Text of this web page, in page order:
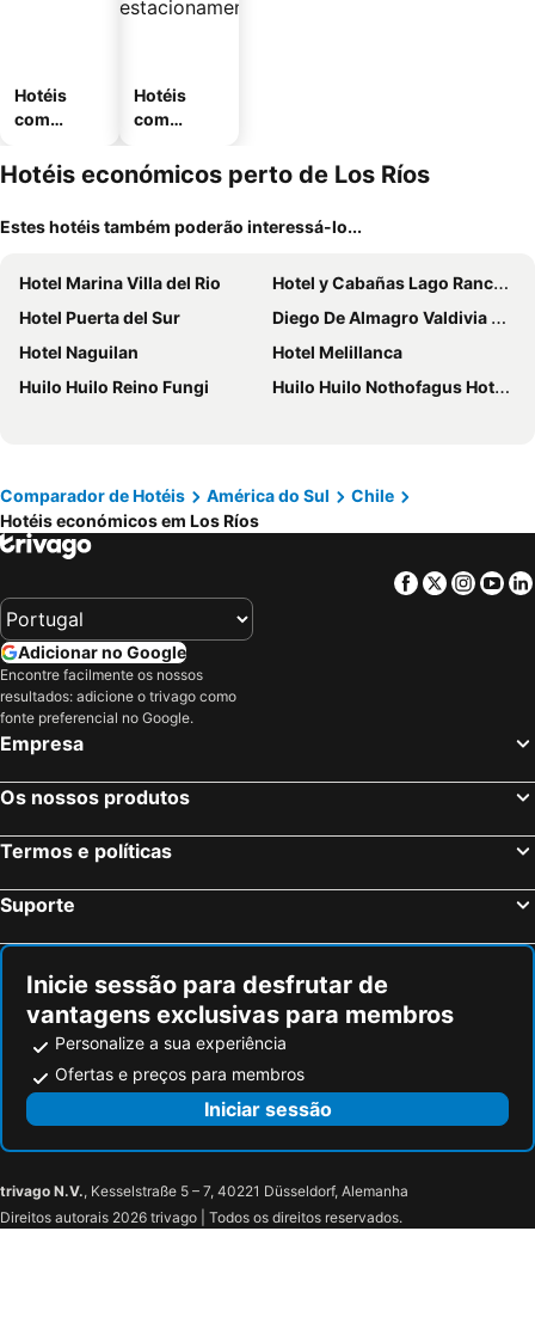
Hotéis
com
Hotéis
com
mento
Hotéis económicos perto de Los Ríos
Estes hotéis também poderão interessá-lo...
Hotel Marina Villa del Rio
Hotel y Cabañas Lago Ranco - Caja los Andes
Hotel Puerta del Sur
Diego De Almagro Valdivia Hotel
Hotel Naguilan
Hotel Melillanca
Huilo Huilo Reino Fungi
Huilo Huilo Nothofagus Hotel & Spa
Comparador de Hotéis América do Sul
Chile
Hotéis económicos em Los Ríos
Facebook
Twitter
Adicionar no Google
Encontre facilmente os nossos
resultados: adicione o trivago como
fonte preferencial no Google.
Empresa
Os nossos produtos
Termos e políticas
Suporte
Inicie sessão para desfrutar de
vantagens exclusivas para membros
Personalize a sua experiência
Ofertas e preços para membros
Iniciar sessão
trivago N.V., Kesselstraße 5 – 7, 40221 Düsseldorf, Alemanha
Direitos autorais 2026 trivago | Todos os direitos reservados.